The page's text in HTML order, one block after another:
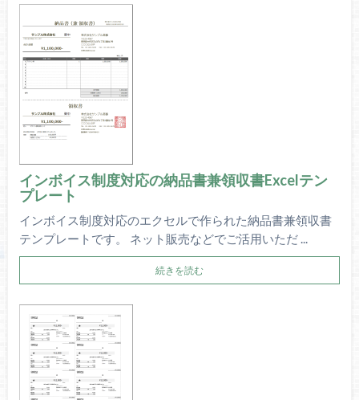
インボイス制度対応の納品書兼領収書Excelテン
プレート
インボイス制度対応のエクセルで作られた納品書兼領収書
テンプレートです。 ネット販売などでご活用いただ ...
続きを読む